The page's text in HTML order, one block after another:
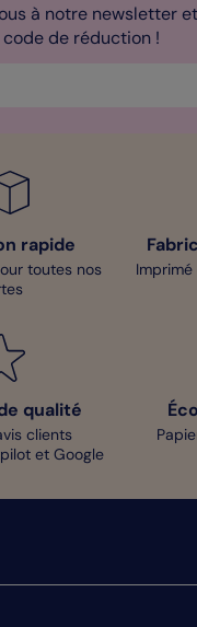
questions vous viennent
vous pouvez contacter
livré chez vous ou
plus et lancez-vous
à notre newsletter
de réduction !
rapide
toutes nos
qualité
clients
et Google